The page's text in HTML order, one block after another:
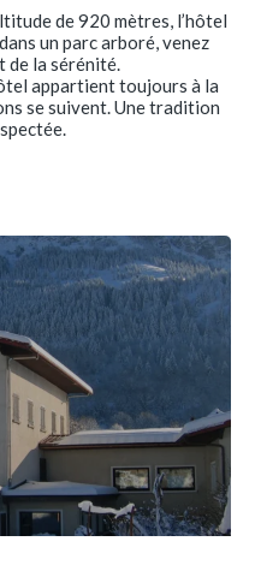
de 920 mètres, l’hôtel
un parc arboré, venez
de la sérénité.
appartient toujours à la
se suivent. Une tradition